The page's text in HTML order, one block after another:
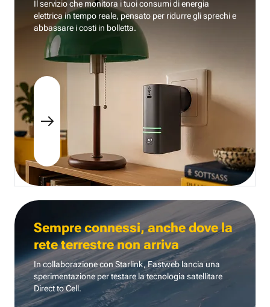
Il servizio che monitora i tuoi consumi di energia
elettrica in tempo reale, pensato per ridurre gli sprechi e
abbassare i costi in bolletta.
Sempre connessi, anche dove la
rete terrestre non arriva
In collaborazione con Starlink, Fastweb lancia una
sperimentazione per testare la tecnologia satellitare
Direct to Cell.